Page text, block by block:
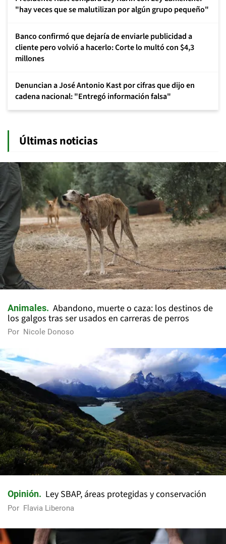
"hay veces que se malutilizan por algún grupo pequeño"
Banco confirmó que dejaría de enviarle publicidad a
cliente pero volvió a hacerlo: Corte lo multó con $4,3
millones
Denuncian a José Antonio Kast por cifras que dijo en
cadena nacional: "Entregó información falsa"
Últimas noticias
Animales
Abandono, muerte o caza: los destinos de
los galgos tras ser usados en carreras de perros
Por Nicole Donoso
Opinión Ley SBAP, áreas protegidas y conservación
Por Flavia Liberona